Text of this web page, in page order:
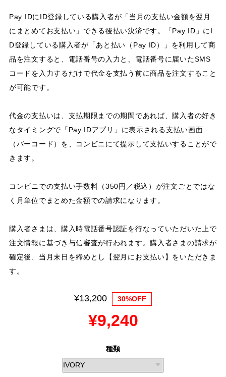
Pay IDにID登録している購入者が「当月の支払い金額を翌月
にまとめてお支払い」できる後払い決済です。「Pay ID」にI
D登録している購入者が「あと払い（Pay ID）」を利用して商
品を注文すると、電話番号の入力と、電話番号に届いたSMS
コードを入力するだけで代金を支払う前に商品を注文すること
が可能です。
代金の支払いは、支払期限までの期間であれば、購入者の好き
なタイミングで「Pay IDアプリ」に表示される支払い画面
（バーコード）を、コンビニにて提示して支払いすることがで
きます。
コンビニでの支払い手数料（350円／税込）が注文ごとではな
く月単位でまとめた金額での請求になります。
購入者さまは、購入時電話番号認証を行なっていただいた上で
注文情報に基づき与信審査が行われます。購入者さまの請求が
確定後、当月末日を締めとし【翌月にお支払い】をいただきま
す。
¥13,200 30%OFF
¥9,240
種類